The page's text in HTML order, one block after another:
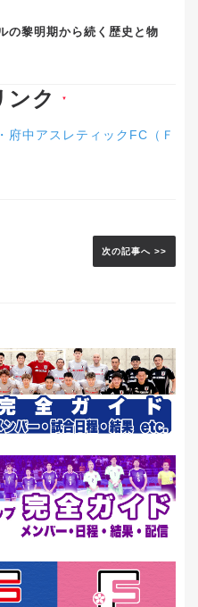
の黎明期から続く歴史と物
ンク ▼
中アスレティックFC（Ｆ
次の記事へ >>